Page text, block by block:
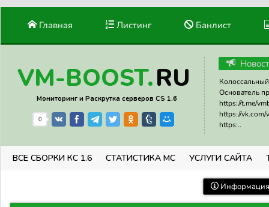
Главная Листинг Банлист
VM-BOOST.RU
Мониторинг и Раскрутка серверов CS 1.6
0
Основатель
https://t.me/
https://vk.com/
https:..
ВСЕ СБОРКИ КС 1.6 СТАТИСТИКА МС УСЛУГИ САЙТА